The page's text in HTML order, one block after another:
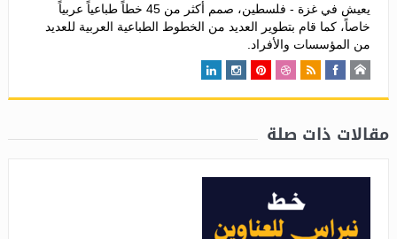
يعيش في غزة - فلسطين، صمم أكثر من 45 خطاً طباعياً عربياً
خاصاً، كما قام بتطوير العديد من الخطوط الطباعية العربية للعديد
من المؤسسات والأفراد.
مقالات ذات صلة